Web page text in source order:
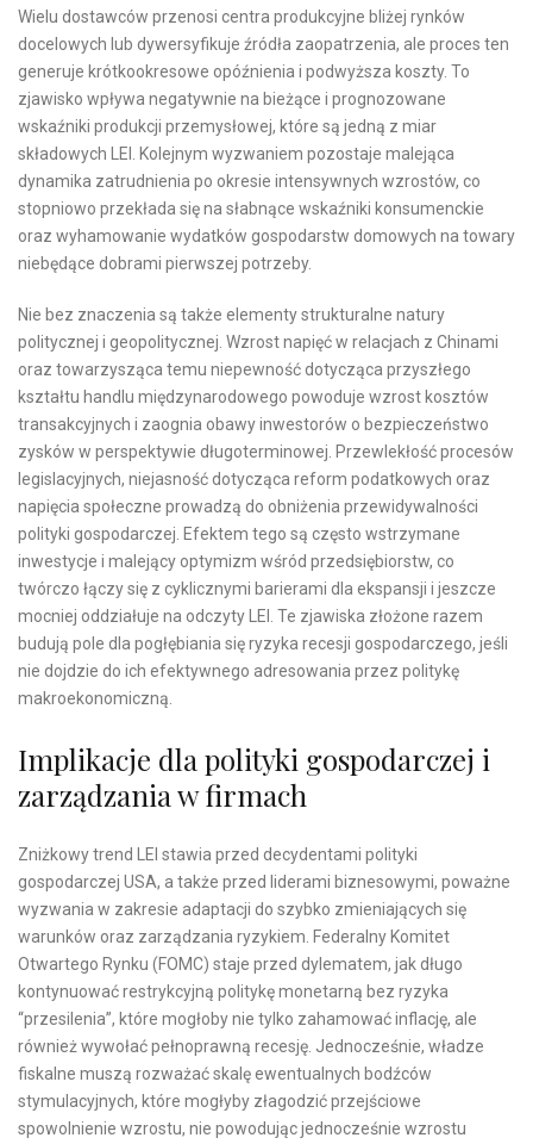
Wielu dostawców przenosi centra produkcyjne bliżej rynków
docelowych lub dywersyfikuje źródła zaopatrzenia, ale proces ten
generuje krótkookresowe opóźnienia i podwyższa koszty. To
zjawisko wpływa negatywnie na bieżące i prognozowane
wskaźniki produkcji przemysłowej, które są jedną z miar
składowych LEI. Kolejnym wyzwaniem pozostaje malejąca
dynamika zatrudnienia po okresie intensywnych wzrostów, co
stopniowo przekłada się na słabnące wskaźniki konsumenckie
oraz wyhamowanie wydatków gospodarstw domowych na towary
niebędące dobrami pierwszej potrzeby.
Nie bez znaczenia są także elementy strukturalne natury
politycznej i geopolitycznej. Wzrost napięć w relacjach z Chinami
oraz towarzysząca temu niepewność dotycząca przyszłego
kształtu handlu międzynarodowego powoduje wzrost kosztów
transakcyjnych i zaognia obawy inwestorów o bezpieczeństwo
zysków w perspektywie długoterminowej. Przewlekłość procesów
legislacyjnych, niejasność dotycząca reform podatkowych oraz
napięcia społeczne prowadzą do obniżenia przewidywalności
polityki gospodarczej. Efektem tego są często wstrzymane
inwestycje i malejący optymizm wśród przedsiębiorstw, co
twórczo łączy się z cyklicznymi barierami dla ekspansji i jeszcze
mocniej oddziałuje na odczyty LEI. Te zjawiska złożone razem
budują pole dla pogłębiania się ryzyka recesji gospodarczego, jeśli
nie dojdzie do ich efektywnego adresowania przez politykę
makroekonomiczną.
Implikacje dla polityki gospodarczej i
zarządzania w firmach
Zniżkowy trend LEI stawia przed decydentami polityki
gospodarczej USA, a także przed liderami biznesowymi, poważne
wyzwania w zakresie adaptacji do szybko zmieniających się
warunków oraz zarządzania ryzykiem. Federalny Komitet
Otwartego Rynku (FOMC) staje przed dylematem, jak długo
kontynuować restrykcyjną politykę monetarną bez ryzyka
“przesilenia”, które mogłoby nie tylko zahamować inflację, ale
również wywołać pełnoprawną recesję. Jednocześnie, władze
fiskalne muszą rozważać skalę ewentualnych bodźców
stymulacyjnych, które mogłyby złagodzić przejściowe
spowolnienie wzrostu, nie powodując jednocześnie wzrostu